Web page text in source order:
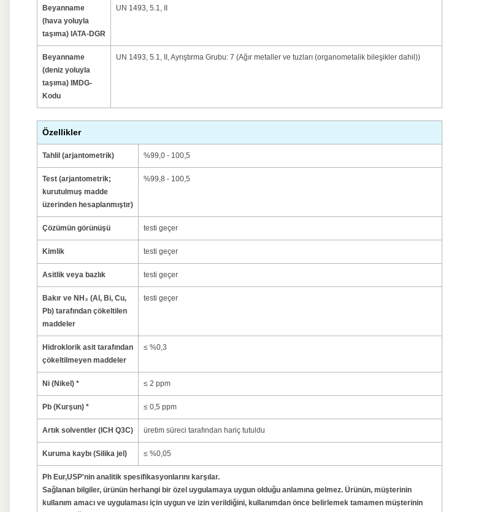
Beyanname
(hava yoluyla
taşıma) IATA-DGR
UN 1493, 5.1, II
Beyanname
(deniz yoluyla
taşıma) IMDG-
Kodu
UN 1493, 5.1, II, Ayrıştırma Grubu: 7 (Ağır metaller ve tuzları (organometalik bileşikler dahil))
Özellikler
Tahlil (arjantometrik) %99,0 - 100,5
Test (arjantometrik;
kurutulmuş madde
üzerinden hesaplanmıştır)
%99,8 - 100,5
Çözümün görünüşü testi geçer
Kimlik testi geçer
Asitlik veya bazlık testi geçer
Bakır ve NH₃ (Al, Bi, Cu,
Pb) tarafından çökeltilen
maddeler
testi geçer
Hidroklorik asit tarafından
çökeltilmeyen maddeler
≤ %0,3
Ni (Nikel) * ≤ 2 ppm
Pb (Kurşun) * ≤ 0,5 ppm
Artık solventler (ICH Q3C) üretim süreci tarafından hariç tutuldu
Kuruma kaybı (Silika jel) ≤ %0,05
Ph Eur,USP'nin analitik spesifikasyonlarını karşılar.
Sağlanan bilgiler, ürünün herhangi bir özel uygulamaya uygun olduğu anlamına gelmez. Ürünün, müşterinin
kullanım amacı ve uygulaması için uygun ve izin verildiğini, kullanımdan önce belirlemek tamamen müşterinin